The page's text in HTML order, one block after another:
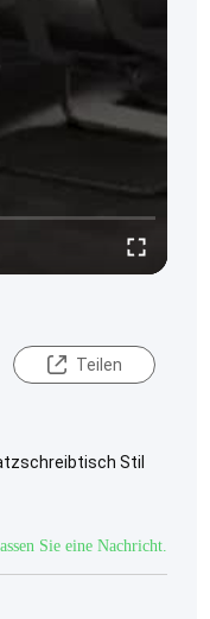
Teilen
Stil
Sie eine Nachricht.